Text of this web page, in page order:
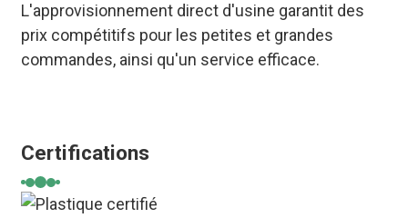
L'approvisionnement direct d'usine garantit des
prix compétitifs pour les petites et grandes
commandes, ainsi qu'un service efficace.
Certifications